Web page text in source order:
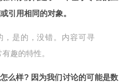
引用相同的对象。
，是的，没错。内容可寻
趣的特性。
么样? 因为我们讨论的可能是数